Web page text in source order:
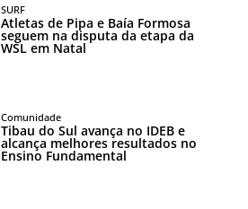
SURF
Atletas de Pipa e Baía Formosa
seguem na disputa da etapa da
WSL em Natal
Comunidade
Tibau do Sul avança no IDEB e
alcança melhores resultados no
Ensino Fundamental